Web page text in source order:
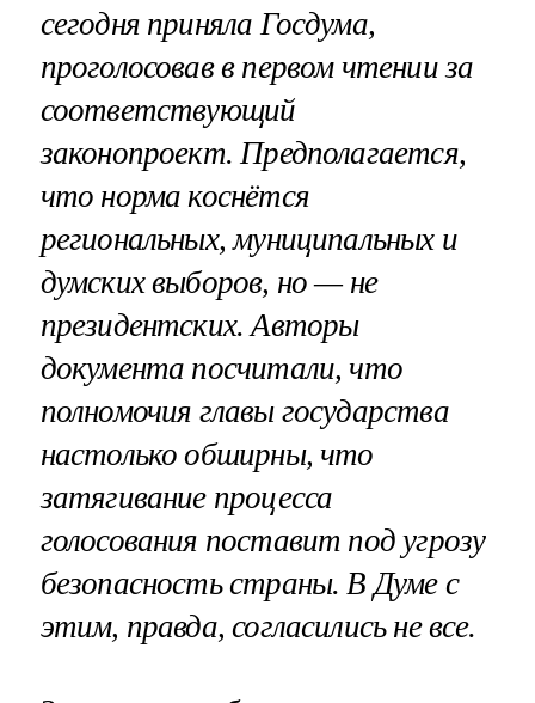
сегодня приняла Госдума,
проголосовав в первом чтении за
соответствующий
законопроект. Предполагается,
что норма коснётся
региональных, муниципальных и
думских выборов, но — не
президентских. Авторы
документа посчитали, что
полномочия главы государства
настолько обширны, что
затягивание процесса
голосования поставит под угрозу
безопасность страны. В Думе с
этим, правда, согласились не все.